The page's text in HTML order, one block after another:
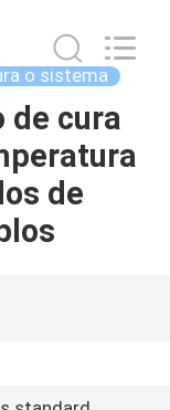
o sistema
de cura
de